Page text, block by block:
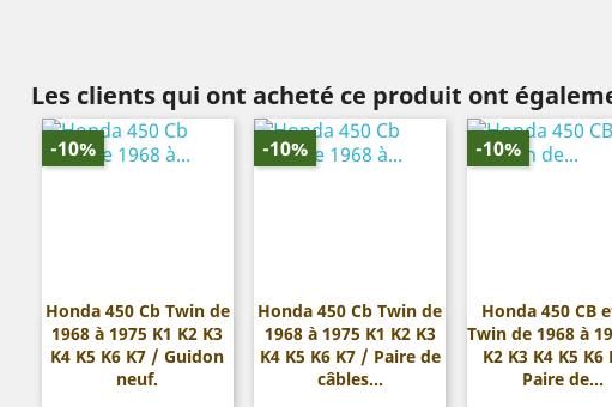
Les clients qui ont acheté ce produit ont
Honda 450 Cb Twin de
1968 à 1975 K1 K2 K3
K4 K5 K6 K7 / Guidon
neuf.
-10%
Aperçu rapide
Honda 450 Cb Twin de
1968 à 1975 K1 K2 K3
K4 K5 K6 K7 / Paire de
câbles...
-10%
Aperçu rapide
Honda 450 CB
Twin de 1968 à
K2 K3 K4 K5 K6
Paire de...
-10%
Aperçu